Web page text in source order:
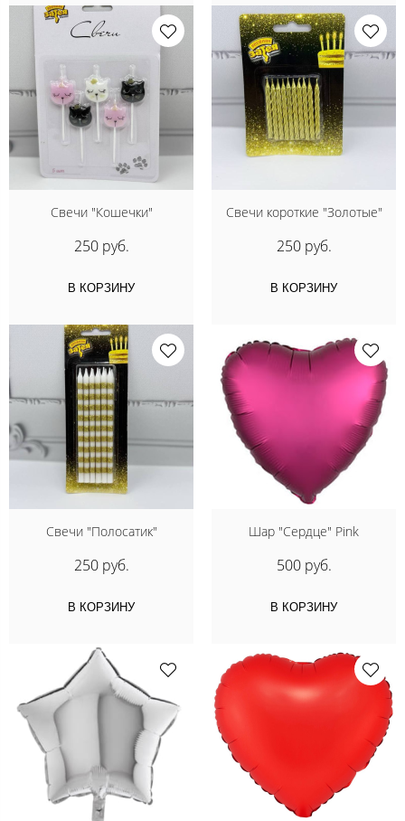
Свечи "Кошечки"
250 руб.
В КОРЗИНУ
Свечи короткие "Золотые"
250 руб.
В КОРЗИНУ
Свечи "Полосатик"
250 руб.
В КОРЗИНУ
Шар "Сердце" Pink
500 руб.
В КОРЗИНУ